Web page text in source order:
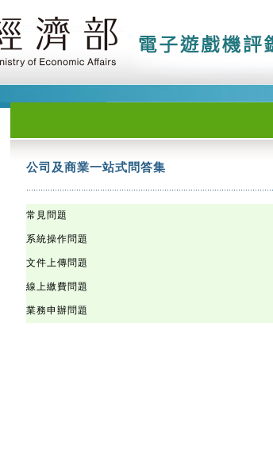
公司及商業一站式問答集
公司及商業一站式問答集
公司及商業一站式問答集
公司及商業一站式問答集
公司及商業一站式問答集
公司及商業一站式問答集
公司及商業一站式問答集
公司及商業一站式問答集
公司及商業一站式問答集
公司及商業一站式問答集
公司及商業一站式問答集
公司及商業一站式問答集
公司及商業一站式問答集
公司及商業一站式問答集
公司及商業一站式問答集
公司及商業一站式問答集
公司及商業一站式問答集
公司及商業一站式問答集
公司及商業一站式問答集
公司及商業一站式問答集
公司及商業一站式問答集
公司及商業一站式問答集
公司及商業一站式問答集
公司及商業一站式問答集
公司及商業一站式問答集